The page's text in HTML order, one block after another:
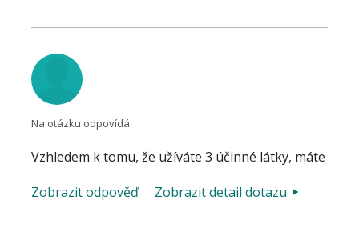
Na otázku odpovídá:
Vzhledem k tomu, že užíváte 3 účinné látky, máte
subjektivní potíže a nevyhovuje ani tolerance
léčby, je úvaha o antiglaukomovem zákroku na
Zobrazit odpověď Zobrazit detail dotazu